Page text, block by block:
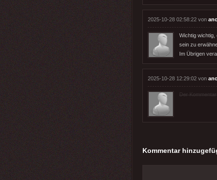
2025-10-28 02:58:22 von
Wichtig
sein zu
Im Übrigen
2025-10-28 12:29:02 von
Der
Kommentar